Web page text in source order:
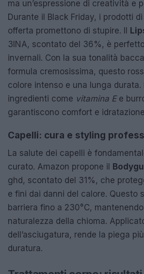
ma un’espressione di creatività e
Durante il Black Friday, i prodotti
offerta promettono di stupire. Il
3INA, scontato del 36%, è
invernali. Con la sua tonalità
formula cremosissima, questo
colore intenso e una lunga durata.
ingredienti come vitamina Ee
garantiscono comfort e
Capelli: cura e styling
La salute dei capelli è
curato. Amazon propone il
ghd, scontato del 31%, che
e fini dai danni del calore. Questo
barriera fino a 230°C,
naturalezza della chioma.
dell’asciugatura, rende la piega
duratura.